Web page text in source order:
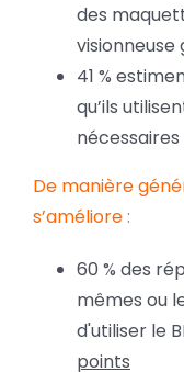
des
visionneuse
41 %
qu’ils
nécessaires
De manière
s’améliore:
60 % des
mêmes ou
d'utiliser le
points